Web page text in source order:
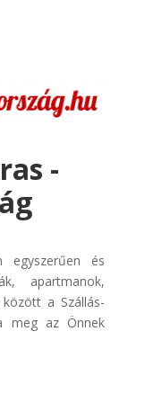
-
egyszerűen és
apartmanok,
a Szállás-
meg az Önnek